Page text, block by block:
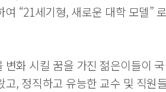
“21세기형, 새로운 대학 모델”
변화 시킬 꿈을 가진 젊은이들이
고, 정직하고 유능한 교수 및 직원